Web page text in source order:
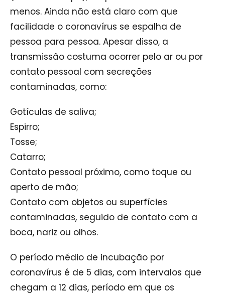
menos. Ainda não está claro com que
facilidade o coronavírus se espalha de
pessoa para pessoa. Apesar disso, a
transmissão costuma ocorrer pelo ar ou por
contato pessoal com secreções
contaminadas, como:
Gotículas de saliva;
Espirro;
Tosse;
Catarro;
Contato pessoal próximo, como toque ou
aperto de mão;
Contato com objetos ou superfícies
contaminadas, seguido de contato com a
boca, nariz ou olhos.
O período médio de incubação por
coronavírus é de 5 dias, com intervalos que
chegam a 12 dias, período em que os